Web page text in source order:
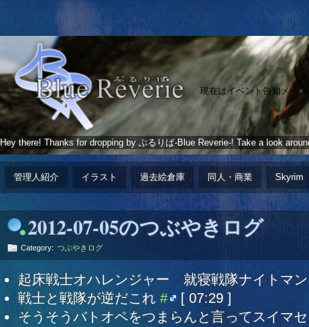
現在はイベント告知メイン
Hey there! Thanks for dropping by ぶるりば-Blue Reverie-! Take a look
管理人紹介 イラスト 過去絵倉庫 同人・商業 Skyrim
2012-07-05のつぶやきログ
Category: つぶやきログ
起床戦士オハレンジャー 就寝戦隊ナイトマ
戦士と戦隊が逆だこれ # [ 07:29 ]
そうそうバトオペをつまらんと言ってスイマ